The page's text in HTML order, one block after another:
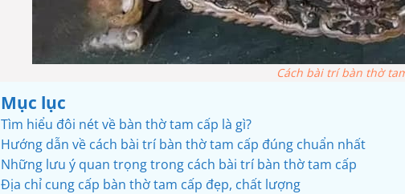
Cách bài trí bàn thờ
Mục lục
Tìm hiểu đôi nét về bàn thờ tam cấp là gì?
Hướng dẫn về cách bài trí bàn thờ tam cấp đúng chuẩn nhất
Những lưu ý quan trọng trong cách bài trí bàn thờ tam cấp
Địa chỉ cung cấp bàn thờ tam cấp đẹp, chất lượng